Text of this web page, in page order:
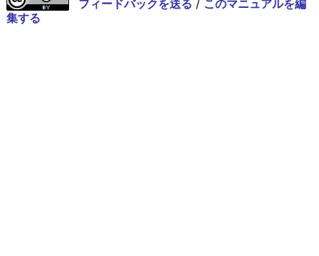
フィードバックを送る / このマニュアルを編
集する